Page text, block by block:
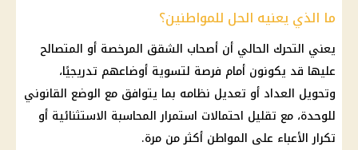
ما الذي يعنيه الحل للمواطنين؟
يعني التحرك الحالي أن أصحاب الشقق المرخصة أو المتصالح
عليها قد يكونون أمام فرصة لتسوية أوضاعهم تدريجيًا،
وتحويل العداد أو تعديل نظامه بما يتوافق مع الوضع القانوني
للوحدة، مع تقليل احتمالات استمرار المحاسبة الاستثنائية أو
تكرار الأعباء على المواطن أكثر من مرة.